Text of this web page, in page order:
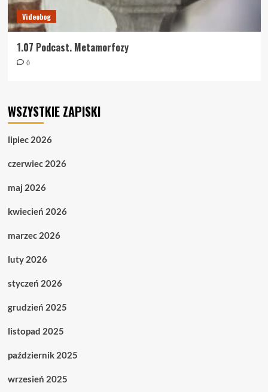
Videobog
1.07 Podcast. Metamorfozy
0
WSZYSTKIE ZAPISKI
lipiec 2026
czerwiec 2026
maj 2026
kwiecień 2026
marzec 2026
luty 2026
styczeń 2026
grudzień 2025
listopad 2025
październik 2025
wrzesień 2025